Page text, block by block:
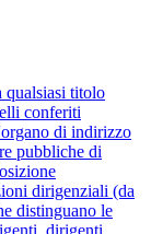
qualsiasi titolo
conferiti
di indirizzo
pubbliche di
dirigenziali (da
distinguano le